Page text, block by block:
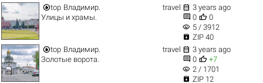
top Владимир.
Улицы и храмы.
travel  3 years ago
 0  0
visibility 5 / 3912
 ZIP 40
top Владимир.
Золотые ворота.
travel  3 years ago
 0  +7
visibility 2 / 1701
 ZIP 12